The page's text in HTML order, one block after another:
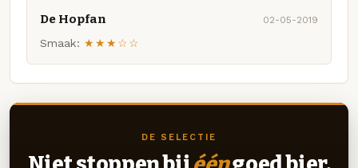
De Hopfan 02-05-2019
Smaak: ★★★☆☆
DE SELECTIE